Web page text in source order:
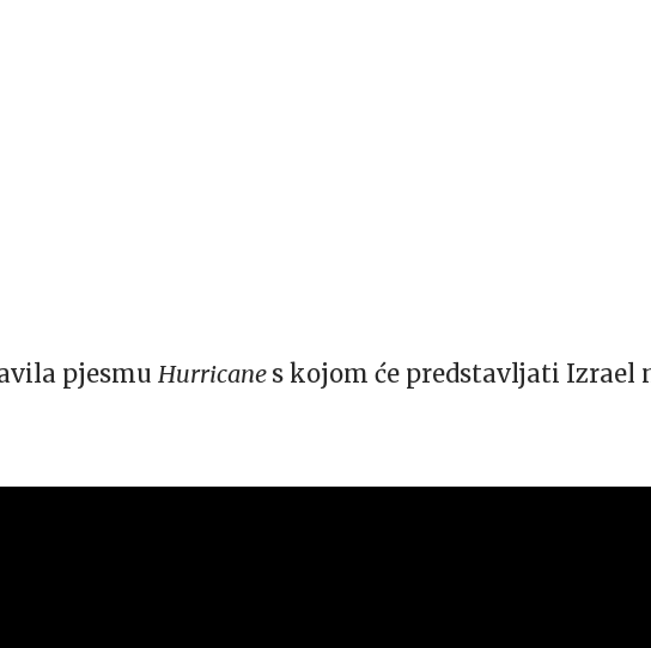
pjesmu Hurricane s kojom će predstavljati Izrael